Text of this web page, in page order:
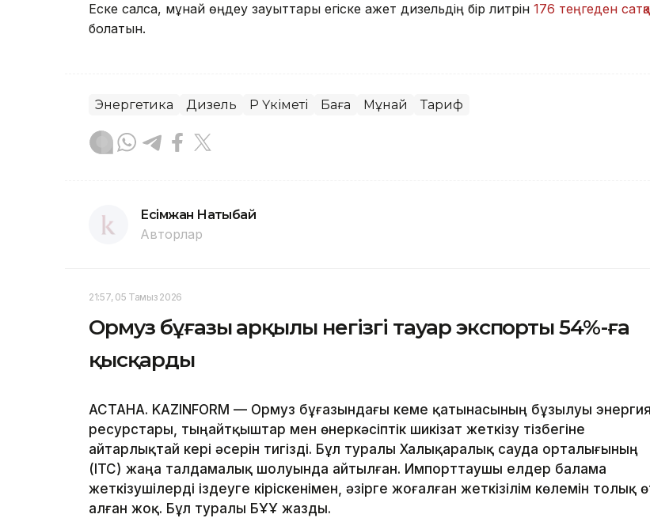
Еске салсақ, мұнай өңдеу зауыттары егіске қажет дизельдің бір литрін 176 теңгеден
болатын.
Энергетика Дизель ҚР Үкіметі Баға Мұнай Тариф
Есімжан Нақтыбай
Авторлар
21:57, 05 Тамыз 2026
Ормуз бұғазы арқылы негізгі тауар экспорты 54%-ға
қысқарды
АСТАНА. KAZINFORM — Ормуз бұғазындағы кеме қатынасының бұзылуы энергия
ресурстары, тыңайтқыштар мен өнеркәсіптік шикізат жеткізу тізбегіне
айтарлықтай кері әсерін тигізді. Бұл туралы Халықаралық сауда орталығының
(ITC) жаңа талдамалық шолуында айтылған. Импорттаушы елдер балама
жеткізушілерді іздеуге кіріскенімен, әзірге жоғалған жеткізілім көлемін толық
алған жоқ. Бұл туралы БҰҰ жазды.